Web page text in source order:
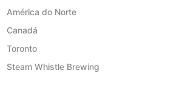
América do Norte
Canadá
Toronto
Steam Whistle Brewing